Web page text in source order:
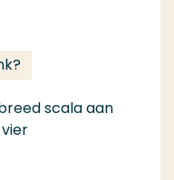
scala aan